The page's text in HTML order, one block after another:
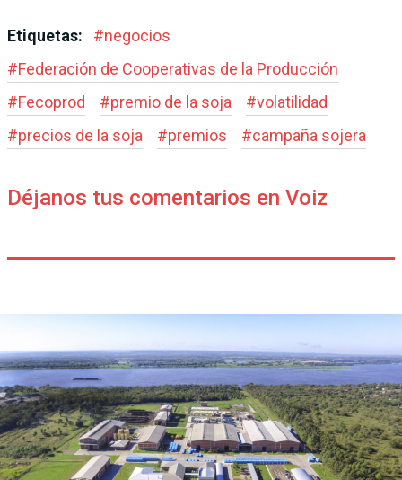
Etiquetas: #negocios
#Federación de Cooperativas de la Producción
#Fecoprod #premio de la soja #volatilidad
#precios de la soja #premios #campaña sojera
Déjanos tus comentarios en Voiz